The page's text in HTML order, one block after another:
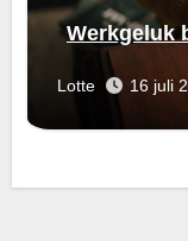
Werkgeluk
Lotte 16 juli